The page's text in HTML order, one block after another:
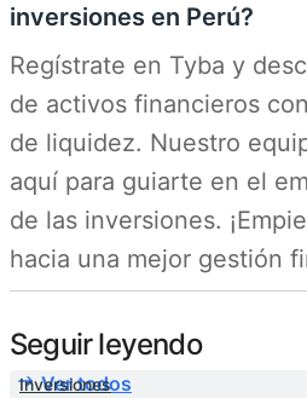
inversiones en Perú?
Regístrate en Tyba y
de activos financieros
de liquidez. Nuestro
aquí para guiarte en el
de las inversiones.
hacia una mejor gestión
Seguir leyendo
Ver todos
Inversiones